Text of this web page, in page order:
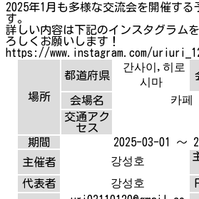
2025年1月も多様な交流会を開催す
す。
詳しい内容は下記のインスタグラム
ろしくお願いします！
https://www.instagram.com/
場所
都道府県
간사이,히로
시마
会場名
카페
交通アク
セス
期間
2025-03-01 ～
主催者
강성호
代表者
강성호